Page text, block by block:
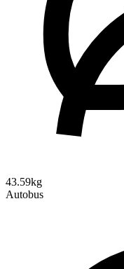
43.59kg
Autobus